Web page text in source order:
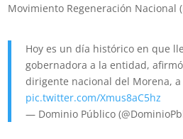
Movimiento Regeneración Nacional
Hoy es un día histórico en que
gobernadora a la entidad,
dirigente nacional del Morena, a
pic.twitter.com/Xmus8aC5hz
— Dominio Público